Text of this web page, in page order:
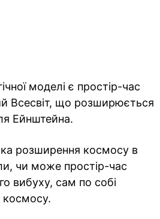
моделі є простір-час
Всесвіт, що розширюється
Ейнштейна.
розширення космосу в
чи може простір-час
вибуху, сам по собі
космосу.